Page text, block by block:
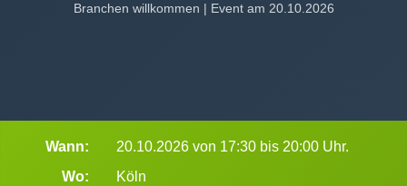
Branchen willkommen | Event am 20.10.2026
Wann:
20.10.2026 von 17:30 bis 20:00 Uhr.
Wo:
Köln